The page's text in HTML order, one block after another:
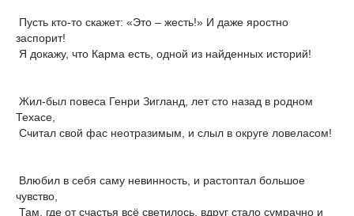
Пусть кто-то скажет: «Это – жесть!» И даже яростно
заспорит!
Я докажу, что Карма есть, одной из найденных историй!
Жил-был повеса Генри Зигланд, лет сто назад в родном
Техасе,
Считал свой фас неотразимым, и слыл в округе ловеласом!
Влюбил в себя саму невинность, и растоптал большое
чувство,
Там, где от счастья всё светилось, вдруг стало сумрачно и